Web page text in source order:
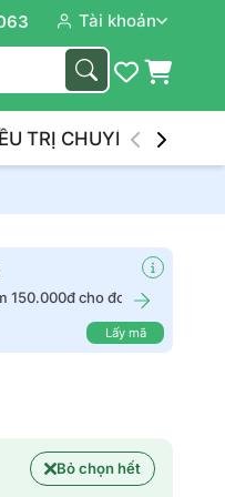
Tài khoản
TRỊ CHUYÊN NGHIỆP
150.000đ cho đơn
Lấy mã
Bỏ chọn hết